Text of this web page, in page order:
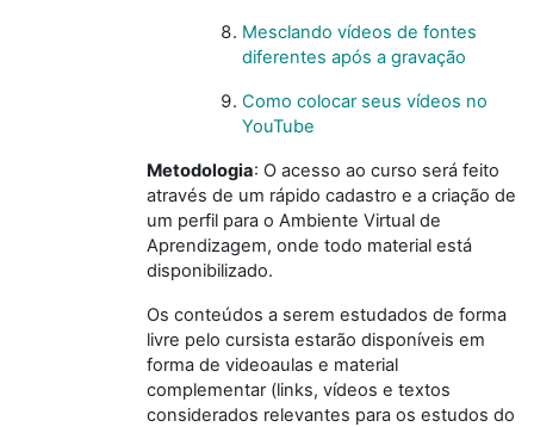
Mesclando vídeos de fontes
diferentes após a gravação
Como colocar seus vídeos no
YouTube
Metodologia: O acesso ao curso será feito
através de um rápido cadastro e a criação de
um perfil para o Ambiente Virtual de
Aprendizagem, onde todo material está
disponibilizado.
Os conteúdos a serem estudados de forma
livre pelo cursista estarão disponíveis em
forma de videoaulas e material
complementar (links, vídeos e textos
considerados relevantes para os estudos do